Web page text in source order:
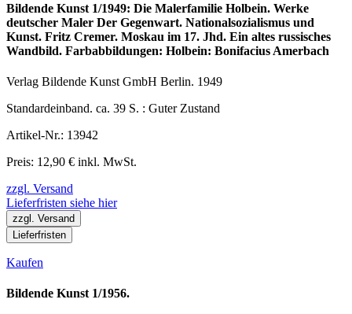
Bildende Kunst 1/1949: Die Malerfamilie Holbein. Werke
deutscher Maler Der Gegenwart. Nationalsozialismus und
Kunst. Fritz Cremer. Moskau im 17. Jhd. Ein altes russisches
Wandbild. Farbabbildungen: Holbein: Bonifacius Amerbach
Verlag Bildende Kunst GmbH Berlin. 1949
Standardeinband. ca. 39 S. : Guter Zustand
Artikel-Nr.: 13942
Preis: 12,90 € inkl. MwSt.
zzgl. Versand
Lieferfristen siehe hier
zzgl. Versand
Lieferfristen
Kaufen
Bildende Kunst 1/1956.